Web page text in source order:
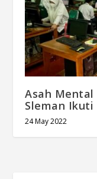
Asah
Sleman Ikuti
24 May 2022